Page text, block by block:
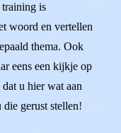
is
woord en vertellen
thema. Ook
eens een kijkje op
u hier wat aan
die gerust stellen!